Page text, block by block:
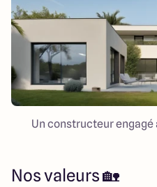
Un constructeur
Nos valeurs 🏡